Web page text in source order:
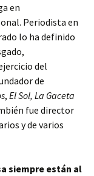
en
Periodista en
lo ha definido
del
de
, El Sol, La Gaceta
fue director
y de varios
siempre están al